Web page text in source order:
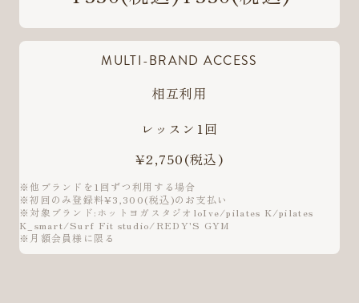
MULTI-BRAND ACCESS
相互利用
レッスン1回
¥2,750(税込)
※他ブランドを1回ずつ利用する場合
※初回のみ登録料¥3,300(税込)のお支払い
※対象ブランド:ホットヨガスタジオloIve/pilates K/pilates
K_smart/Surf Fit studio/REDY'S GYM
※月額会員様に限る